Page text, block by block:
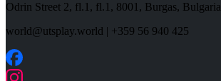
Odrin Street 2, fl.1 , fl.1, 8001 , Burgas, Bulgaria
world@utsplay.world | +359 56 940 425